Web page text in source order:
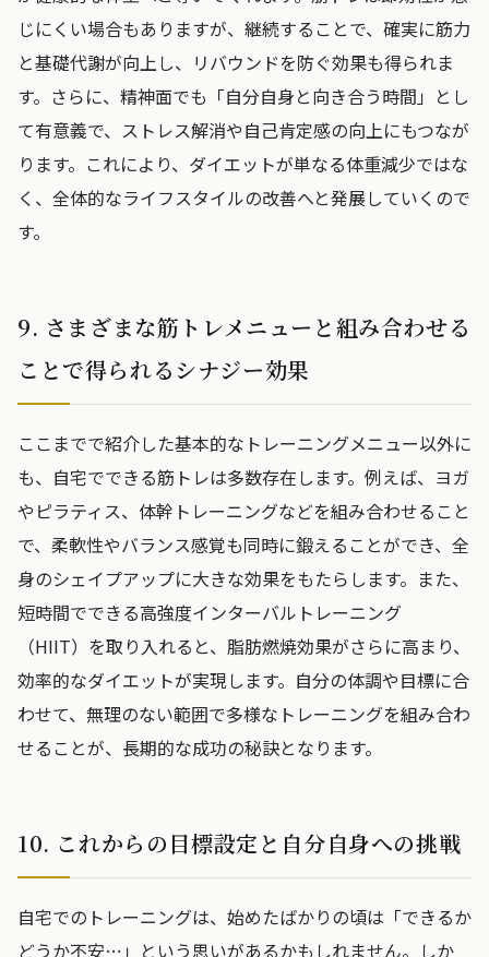
じにくい場合もありますが、継続することで、確実に筋力
と基礎代謝が向上し、リバウンドを防ぐ効果も得られま
す。さらに、精神面でも「自分自身と向き合う時間」とし
て有意義で、ストレス解消や自己肯定感の向上にもつなが
ります。これにより、ダイエットが単なる体重減少ではな
く、全体的なライフスタイルの改善へと発展していくので
す。
9. さまざまな筋トレメニューと組み合わせる
ことで得られるシナジー効果
ここまでで紹介した基本的なトレーニングメニュー以外に
も、自宅でできる筋トレは多数存在します。例えば、ヨガ
やピラティス、体幹トレーニングなどを組み合わせること
で、柔軟性やバランス感覚も同時に鍛えることができ、全
身のシェイプアップに大きな効果をもたらします。また、
短時間でできる高強度インターバルトレーニング
（HIIT）を取り入れると、脂肪燃焼効果がさらに高まり、
効率的なダイエットが実現します。自分の体調や目標に合
わせて、無理のない範囲で多様なトレーニングを組み合わ
せることが、長期的な成功の秘訣となります。
10. これからの目標設定と自分自身への挑戦
自宅でのトレーニングは、始めたばかりの頃は「できるか
どうか不安…」という思いがあるかもしれません。しか